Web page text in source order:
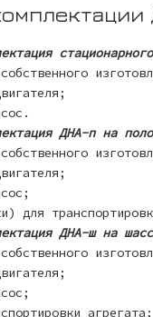
ДНА-п на
для
ДНА-ш на
агрегата;